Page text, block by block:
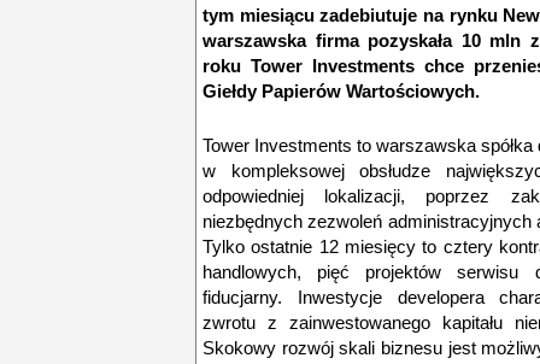
tym miesiącu zadebiutuje na rynku
warszawska firma pozyskała 10 mln
roku Tower Investments chce
Giełdy Papierów Wartościowych.
Tower Investments to warszawska
w kompleksowej obsłudze
odpowiedniej lokalizacji, poprzez
niezbędnych zezwoleń administracyjnych
Tylko ostatnie 12 miesięcy to cztery
handlowych, pięć projektów serwisu
fiducjarny. Inwestycje developera
zwrotu z zainwestowanego kapitału
Skokowy rozwój skali biznesu jest